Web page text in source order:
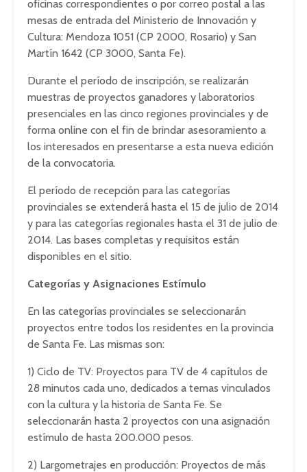
oficinas correspondientes o por correo postal a las
mesas de entrada del Ministerio de Innovación y
Cultura: Mendoza 1051 (CP 2000, Rosario) y San
Martín 1642 (CP 3000, Santa Fe).
Durante el período de inscripción, se realizarán
muestras de proyectos ganadores y laboratorios
presenciales en las cinco regiones provinciales y de
forma online con el fin de brindar asesoramiento a
los interesados en presentarse a esta nueva edición
de la convocatoria.
El período de recepción para las categorías
provinciales se extenderá hasta el 15 de julio de 2014
y para las categorías regionales hasta el 31 de julio de
2014. Las bases completas y requisitos están
disponibles en el sitio.
Categorías y Asignaciones Estímulo
En las categorías provinciales se seleccionarán
proyectos entre todos los residentes en la provincia
de Santa Fe. Las mismas son:
1) Ciclo de TV: Proyectos para TV de 4 capítulos de
28 minutos cada uno, dedicados a temas vinculados
con la cultura y la historia de Santa Fe. Se
seleccionarán hasta 2 proyectos con una asignación
estímulo de hasta 200.000 pesos.
2) Largometrajes en producción: Proyectos de más